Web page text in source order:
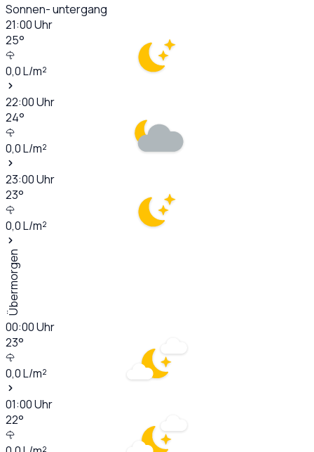
Sonnen- untergang
21:00Uhr
25°
0,0L/m²
22:00Uhr
24°
0,0L/m²
23:00Uhr
23°
0,0L/m²
Übermorgen
00:00Uhr
23°
0,0L/m²
01:00Uhr
22°